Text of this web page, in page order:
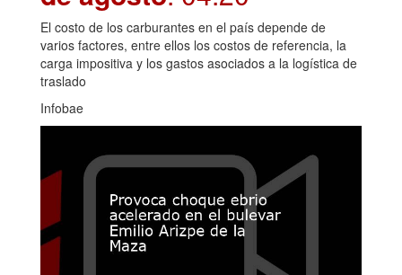
El costo de los carburantes en el país depende de
varios factores, entre ellos los costos de referencia, la
carga impositiva y los gastos asociados a la logística de
traslado
Infobae